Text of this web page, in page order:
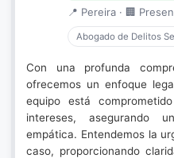
📍 Pereira · 🏢
Abogado de Delitos
Con una profunda
ofrecemos un enfoque
equipo está
intereses, asegurando
empática. Entendemos la
caso, proporcionando